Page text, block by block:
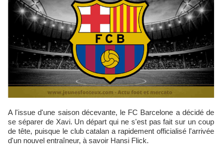
A l'issue d'une saison décevante, le FC Barcelone a décidé de
se séparer de Xavi. Un départ qui ne s'est pas fait sur un coup
de tête, puisque le club catalan a rapidement officialisé l'arrivée
d'un nouvel entraîneur, à savoir Hansi Flick.